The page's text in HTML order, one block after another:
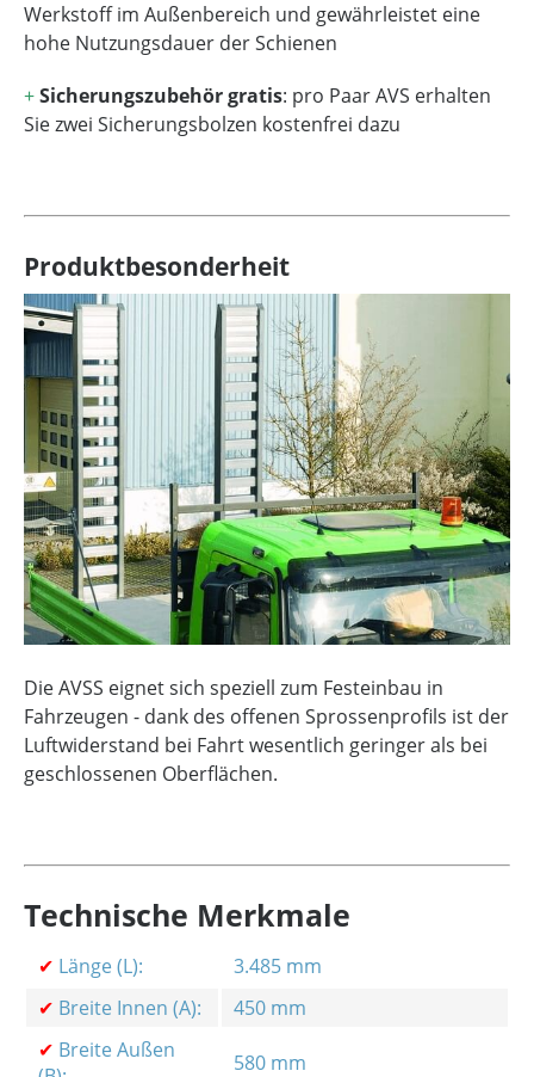
Werkstoff im Außenbereich und gewährleistet eine
hohe Nutzungsdauer der Schienen
+Sicherungszubehör gratis: pro Paar AVS erhalten
Sie zwei Sicherungsbolzen kostenfrei dazu
Produktbesonderheit
Die AVSS eignet sich speziell zum Festeinbau in
Fahrzeugen - dank des offenen Sprossenprofils ist der
Luftwiderstand bei Fahrt wesentlich geringer als bei
geschlossenen Oberflächen.
Technische Merkmale
✔ Länge (L):
3.485 mm
✔ Breite Innen (A):
450 mm
✔ Breite Außen
580 mm